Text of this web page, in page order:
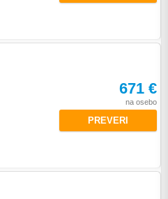
671 €
na osebo
PREVERI